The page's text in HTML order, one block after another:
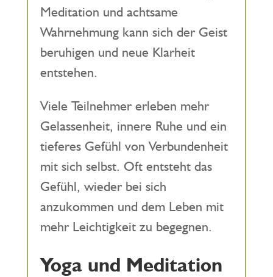
Meditation und achtsame
Wahrnehmung kann sich der Geist
beruhigen und neue Klarheit
entstehen.
Viele Teilnehmer erleben mehr
Gelassenheit, innere Ruhe und ein
tieferes Gefühl von Verbundenheit
mit sich selbst. Oft entsteht das
Gefühl, wieder bei sich
anzukommen und dem Leben mit
mehr Leichtigkeit zu begegnen.
Yoga und Meditation